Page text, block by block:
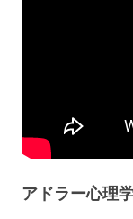
アドラー心理